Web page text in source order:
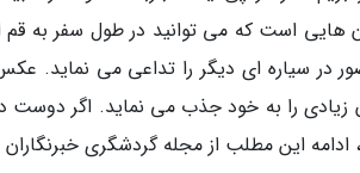
هایی است که می توانید در طول سفر به
سیاره ای دیگر را تداعی می نماید.
زیادی را به خود جذب می نماید. اگر دوست
ادامه این مطلب از مجله گردشگری